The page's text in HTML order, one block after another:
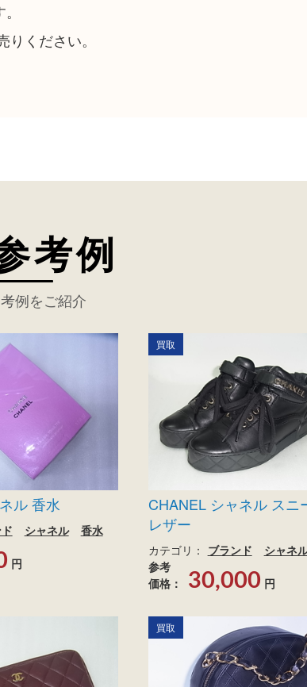
ください。
考例
例をご紹介
ル 香水
シャネル
香水
円
買取
CHANEL シャネル スニ
レザー
カテゴリ： ブランド
シャネ
参考
価格：
30,000 円
買取